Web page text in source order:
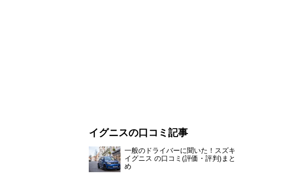
イグニスの口コミ記事
一般のドライバーに聞いた！スズキ
イグニス の口コミ(評価・評判)まと
め